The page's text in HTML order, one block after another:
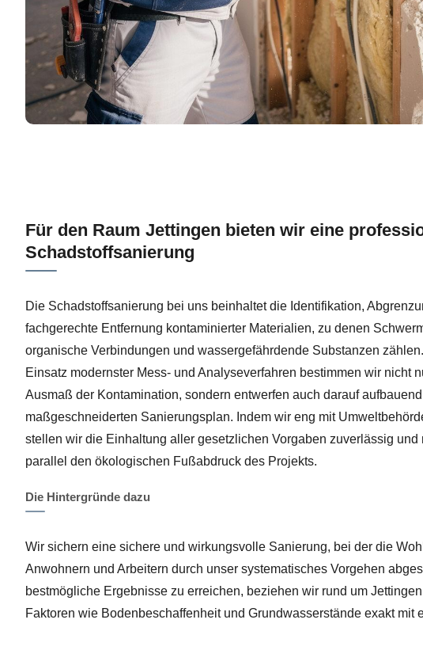
Für den Raum Jettingen bieten wir eine
Schadstoffsanierung
Die Schadstoffsanierung bei uns beinhaltet die Identifikation,
fachgerechte Entfernung kontaminierter Materialien, zu denen
organische Verbindungen und wassergefährdende Substanzen
Einsatz modernster Mess- und Analyseverfahren bestimmen wir nicht
Ausmaß der Kontamination, sondern entwerfen auch darauf
maßgeschneiderten Sanierungsplan. Indem wir eng mit
stellen wir die Einhaltung aller gesetzlichen Vorgaben zuverlässig und
parallel den ökologischen Fußabdruck des Projekts.
Die Hintergründe dazu
Wir sichern eine sichere und wirkungsvolle Sanierung, bei der die
Anwohnern und Arbeitern durch unser systematisches Vorgehen
bestmögliche Ergebnisse zu erreichen, beziehen wir rund um
Faktoren wie Bodenbeschaffenheit und Grundwasserstände exakt mit